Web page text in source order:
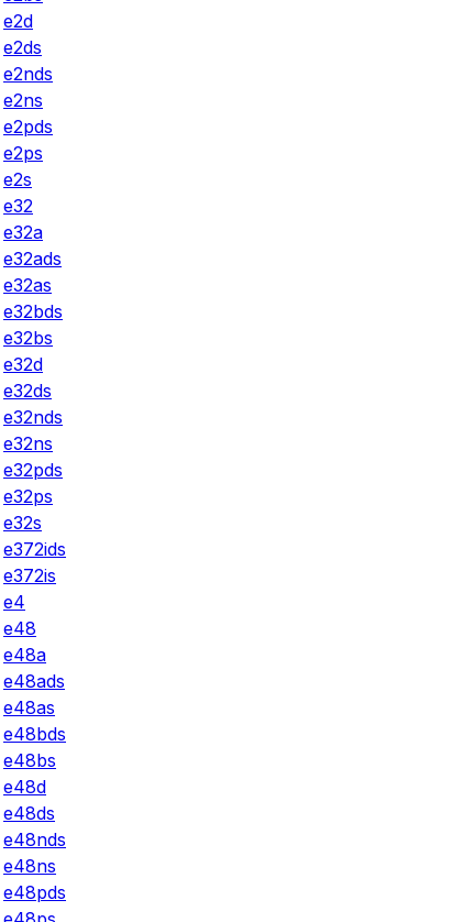
e2d
e2ds
e2nds
e2ns
e2pds
e2ps
e2s
e32
e32a
e32ads
e32as
e32bds
e32bs
e32d
e32ds
e32nds
e32ns
e32pds
e32ps
e32s
e372ids
e372is
e4
e48
e48a
e48ads
e48as
e48bds
e48bs
e48d
e48ds
e48nds
e48ns
e48pds